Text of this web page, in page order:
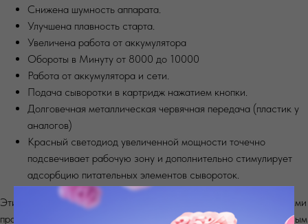
Снижена шумность аппарата.
Улучшена плавность старта.
Увеличена работа от аккумулятора
Обороты в Минуту от 8000 до 10000
Работа от аккумулятора и сети.
Подача сыворотки в картридж нажатием кнопки.
Долговечная металлическая червячная передача (пластик у
аналогов)
Красный светодиод увеличенной мощности точечно
подсвечивает рабочую зону и дополнительно стимулирует
адсорбцию питательных элементов сывороток.
Этих совокупных показателей вполне хватает для работы с любыми
проблемами, будь то работа по волосистой части или по серьезным